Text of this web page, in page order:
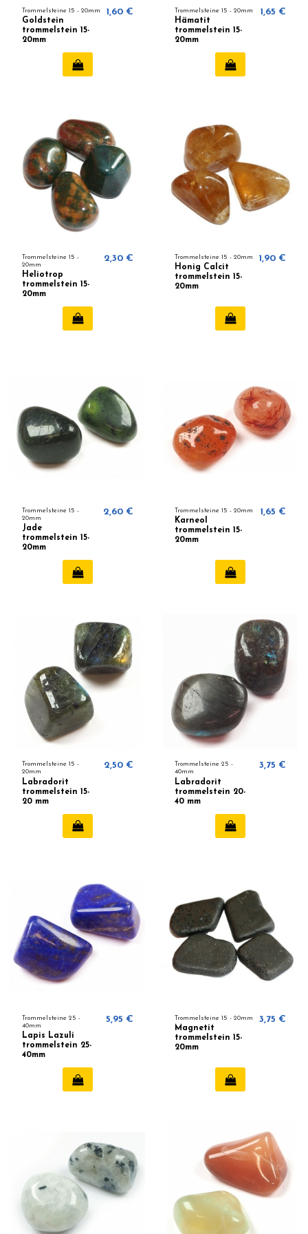
Trommelsteine ​​15 - 20mm
Goldstein
trommelstein 15-
20mm
1,60 € Trommelsteine ​​15 - 20mm
Hämatit
trommelstein 15-
20mm
1,65 €
Trommelsteine ​​15 -
20mm
Heliotrop
trommelstein 15-
20mm
2,30 € Trommelsteine ​​15 - 20mm
Honig Calcit
trommelstein 15-
20mm
1,90 €
Trommelsteine ​​15 -
20mm
Jade
trommelstein 15-
20mm
2,60 € Trommelsteine ​​15 - 20mm
Karneol
trommelstein 15-
20mm
1,65 €
Trommelsteine ​​15 -
20mm
Labradorit
trommelstein 15-
20 mm
2,50 €
Trommelsteine 25 -
40mm
Labradorit
trommelstein 20-
40 mm
3,75 €
Trommelsteine 25 -
40mm
Lapis Lazuli
trommelstein 25-
40mm
5,95 € Trommelsteine ​​15 - 20mm
Magnetit
trommelstein 15-
20mm
3,75 €